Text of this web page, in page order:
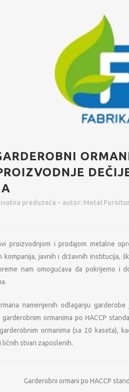
preduzeća – autor: Metal
proizvodnjom i prodajom metalne
kompanija, javnih i državnih institucija,
nam omogućava da pokrijemo i
namenjenih odlaganju
ormanima po HACCP
ormanima (sa 20 kaseta),
ličnih stvari zaposlenih.
Garderobni ormani po HACCP